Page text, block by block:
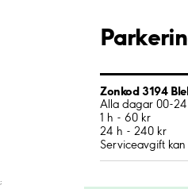
Zonkod 3194
Alla dagar 00-
1 h - 60 kr
24 h - 240 kr
Serviceavgift kan
;